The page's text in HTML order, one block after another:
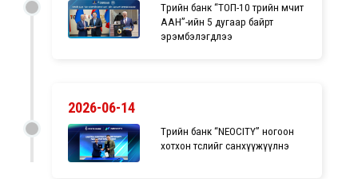
Төрийн банк “ТОП-10 төрийн өмчит
ААН”-ийн 5 дугаар байрт
эрэмбэлэгдлээ
2026-06-14
Төрийн банк “NEOCITY” ногоон
хотхон төслийг санхүүжүүлнэ